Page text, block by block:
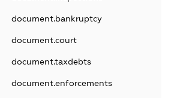
document.bankruptcy
document.court
document.taxdebts
document.enforcements